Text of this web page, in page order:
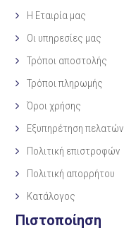
Η Eταιρία μας
Οι υπηρεσίες μας
Τρόποι αποστολής
Τρόποι πληρωμής
Όροι χρήσης
Εξυπηρέτηση πελατών
Πολιτική επιστροφών
Πολιτική απορρήτου
Κατάλογος
Πιστοποίηση